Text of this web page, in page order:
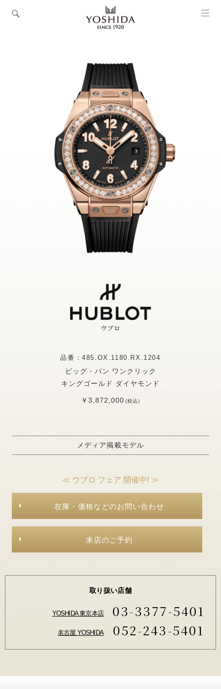
ウブロ
品番：485.OX.1180.RX.1204
ビッグ・バン ワンクリック
キングゴールド ダイヤモンド
￥3,872,000(税込)
メディア掲載モデル
≪ ウブロ フェア 開催中! ≫
在庫・価格などのお問い合わせ
来店のご予約
取り扱い店舗
YOSHIDA 東京本店 03-3377-5401
名古屋 YOSHIDA 052-243-5401